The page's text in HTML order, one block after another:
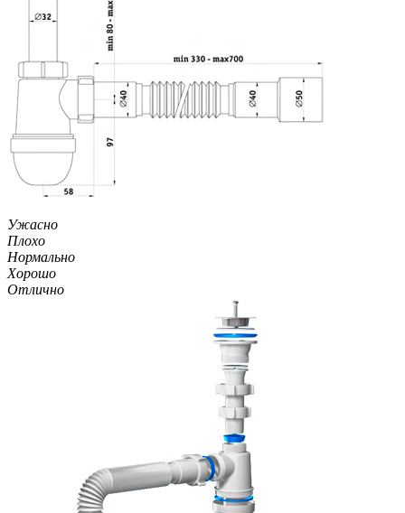
Ужасно
Плохо
Нормально
Хорошо
Отлично